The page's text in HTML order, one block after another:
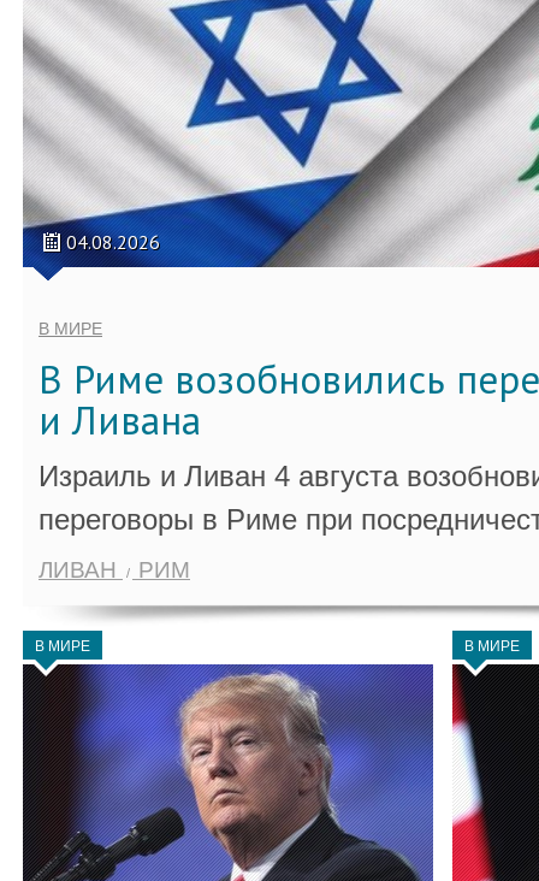
04.08.2026
В МИРЕ
В Риме возобновились
и Ливана
Израиль и Ливан 4 августа
переговоры в Риме при
ЛИВАН РИМ
В МИРЕ В МИРЕ